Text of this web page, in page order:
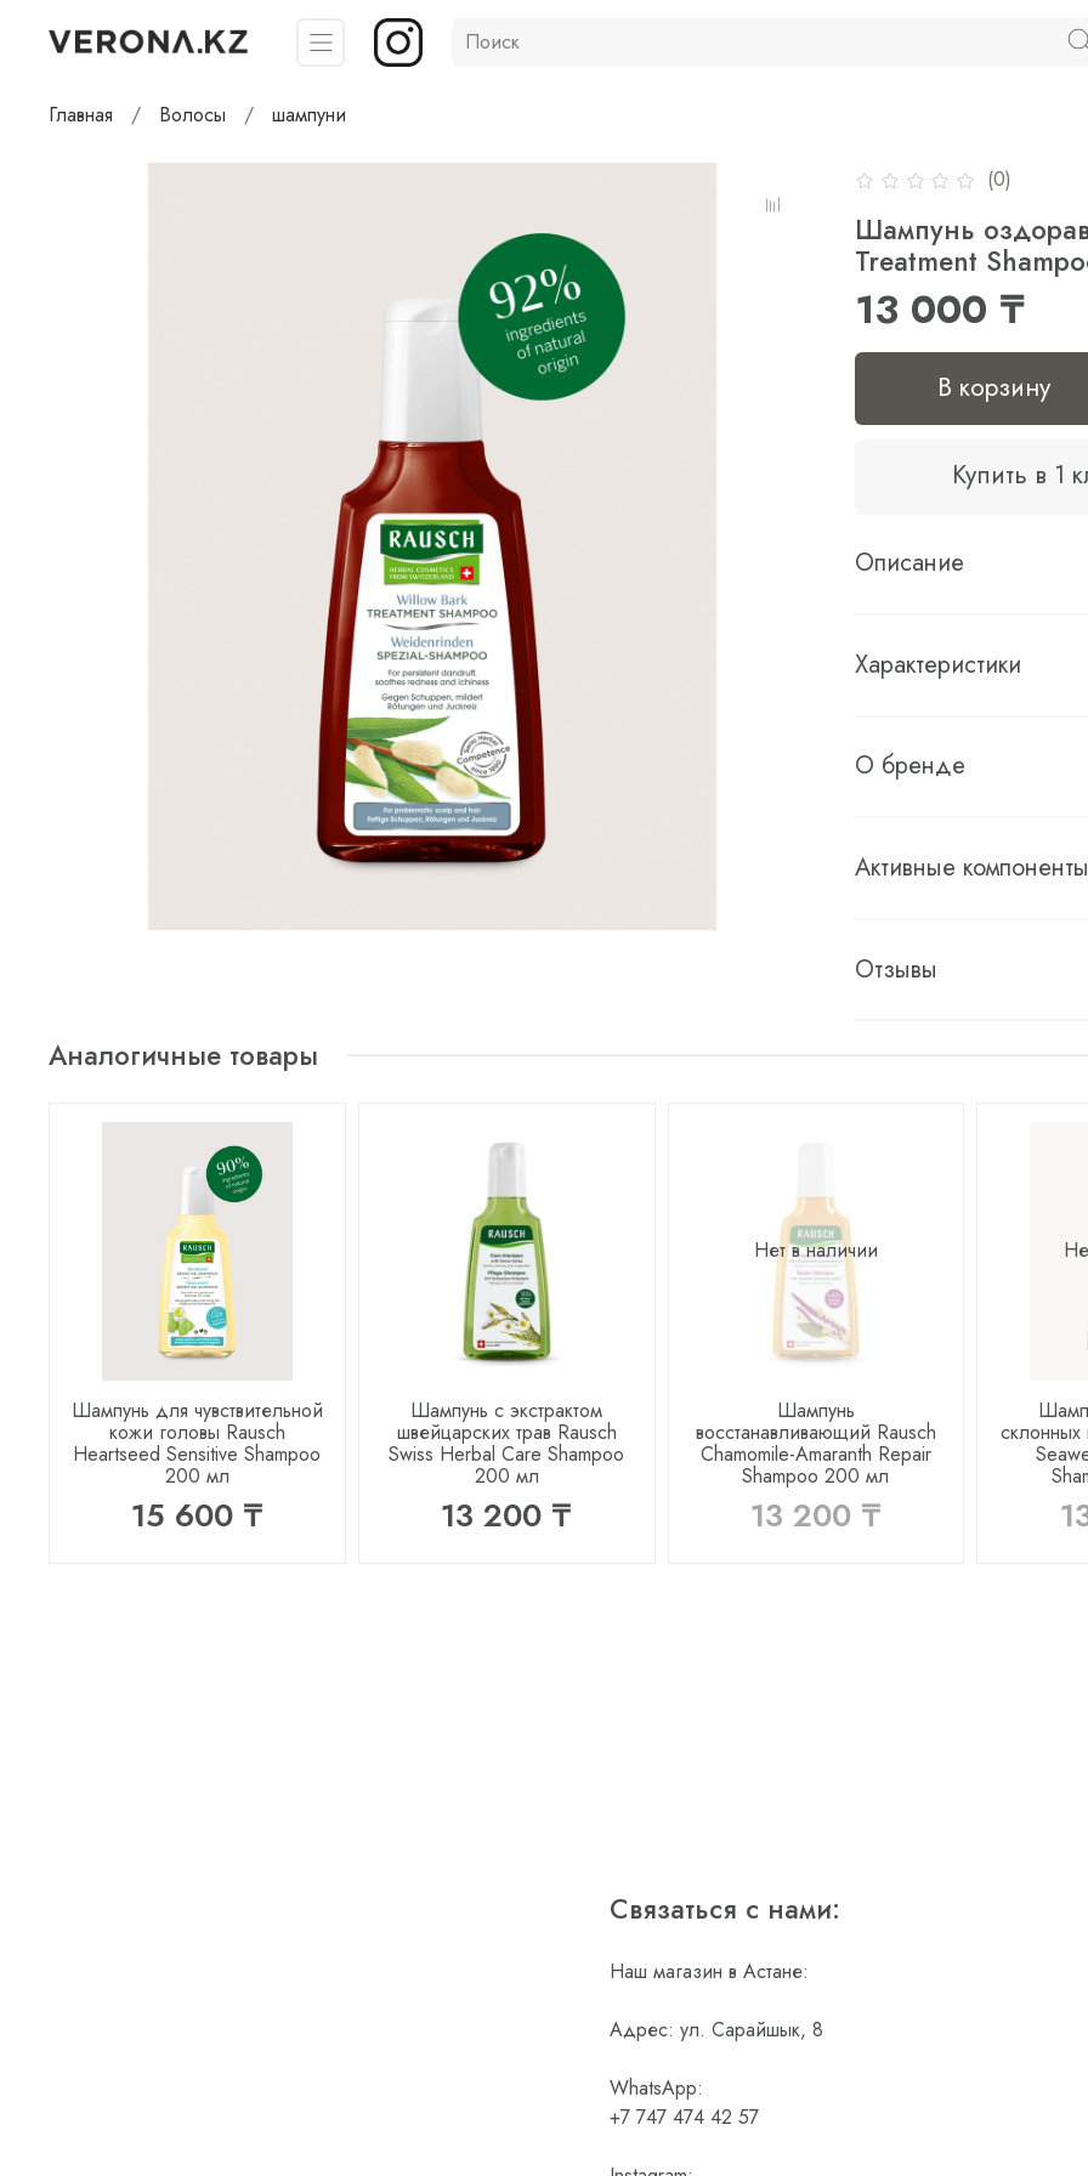
Главная Волосы шампуни
(0)
Шампунь
Treatment
13 000 ₸
В корзину
Купить в 1
Описание
Характеристики
О бренде
Активные компоненты
Отзывы
Аналогичные товары
Шампунь для чувствительной
кожи головы Rausch
Heartseed Sensitive Shampoo
200 мл
15 600 ₸
Шампунь с экстрактом
швейцарских трав Rausch
Swiss Herbal Care Shampoo
200 мл
13 200 ₸
Нет в наличии
Шампунь
восстанавливающий Rausch
Chamomile-Amaranth Repair
Shampoo 200 мл
13 200 ₸
Связаться с нами:
Наш магазин в Астане:
Адрес: ул. Сарайшык, 8
WhatsApp:
+7 747 474 42 57